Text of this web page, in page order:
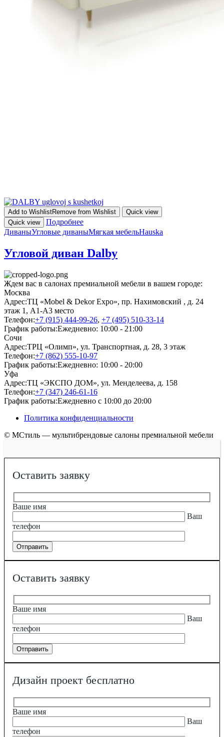
Add to WishlistRemove from Wishlist
Quick view
Quick view
Подробнее
ДиваныУгловые диваныМягкая мебельHauska
Угловой диван Dalby
Ждем вас в салонах премиальной мебели в вашем городе:
Москва
Адрес:ТЦ «Mobel & Dekor Expo», пр. Нахимовский , д. 24
этаж 1, А1-А3 место
Телефон:+7 (915) 444-99-26, +7 (495) 510-33-14
График работы:Ежедневно: 10:00 - 21:00
Сочи
Адрес:ТРЦ «Олимп», ул. Транспортная, д. 28, 3 этаж
Телефон:+7 (862) 555-10-97
График работы:Ежедневно: 10:00 - 20:00
Уфа
Адрес:ТЦ «ЭКСПО ДОМ», ул. Менделеева, д. 158
Телефон:+7 (347) 246-61-16
График работы:Ежедневно с 10:00 до 20:00
Политика конфиденциальности
© МСтиль — мультибрендовые салоны премиальной мебели
Оставить заявку
Ваше имя
Ваш
телефон
Оставить заявку
Ваше имя
Ваш
телефон
Дизайн проект бесплатно
Ваше имя
Ваш
телефон